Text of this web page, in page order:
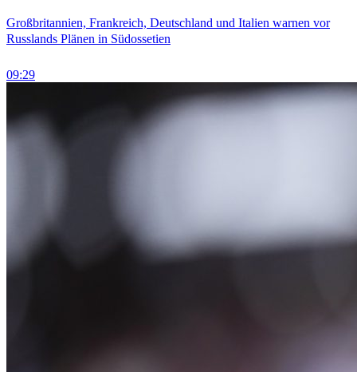
Großbritannien, Frankreich, Deutschland und Italien warnen vor
Russlands Plänen in Südossetien
09:29